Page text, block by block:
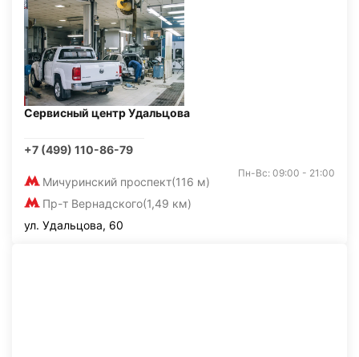
Сервисный центр Удальцова
+7 (499) 110-86-79
Мичуринский проспект(116 м)
Пр-т Вернадского(1,49 км)
Пн-Вс: 09:00 - 21:00
ул. Удальцова, 60